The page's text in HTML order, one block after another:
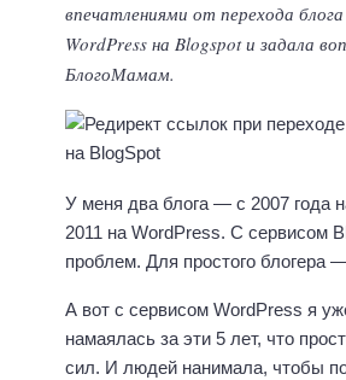
впечатлениями от перехода
WordPress на Blogspot и задала
БлогоМамам.
У меня два блога — с 2007 года
2011 на WordPress. С сервисом
проблем. Для простого блогера
А вот с сервисом WordPress я
намаялась за эти 5 лет, что
сил. И людей нанимала, чтобы